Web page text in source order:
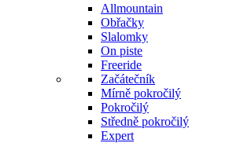
Allmountain
Obřačky
Slalomky
On piste
Freeride
Začátečník
Mírně pokročilý
Pokročilý
Středně pokročilý
Expert